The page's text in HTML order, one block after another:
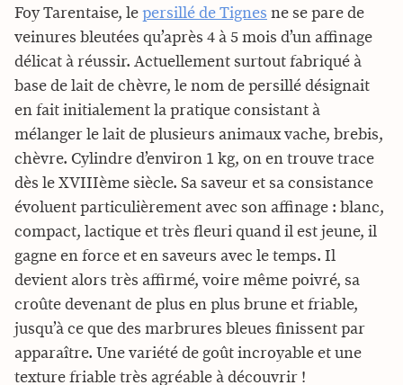
Foy Tarentaise, le persillé de Tignes ne se pare de
veinures bleutées qu’après 4 à 5 mois d’un affinage
délicat à réussir. Actuellement surtout fabriqué à
base de lait de chèvre, le nom de persillé désignait
en fait initialement la pratique consistant à
mélanger le lait de plusieurs animaux vache, brebis,
chèvre. Cylindre d’environ 1 kg, on en trouve trace
dès le XVIIIème siècle. Sa saveur et sa consistance
évoluent particulièrement avec son affinage : blanc,
compact, lactique et très fleuri quand il est jeune, il
gagne en force et en saveurs avec le temps. Il
devient alors très affirmé, voire même poivré, sa
croûte devenant de plus en plus brune et friable,
jusqu’à ce que des marbrures bleues finissent par
apparaître. Une variété de goût incroyable et une
texture friable très agréable à découvrir !